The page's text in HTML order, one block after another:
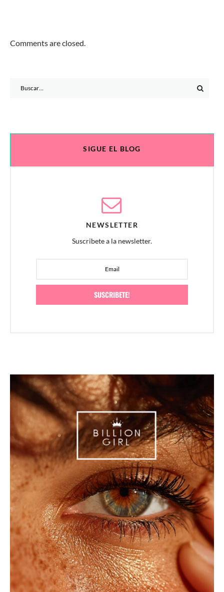
Comments are closed.
SIGUE EL BLOG
NEWSLETTER
Suscribete a la newsletter.
SUSCRIBETE!